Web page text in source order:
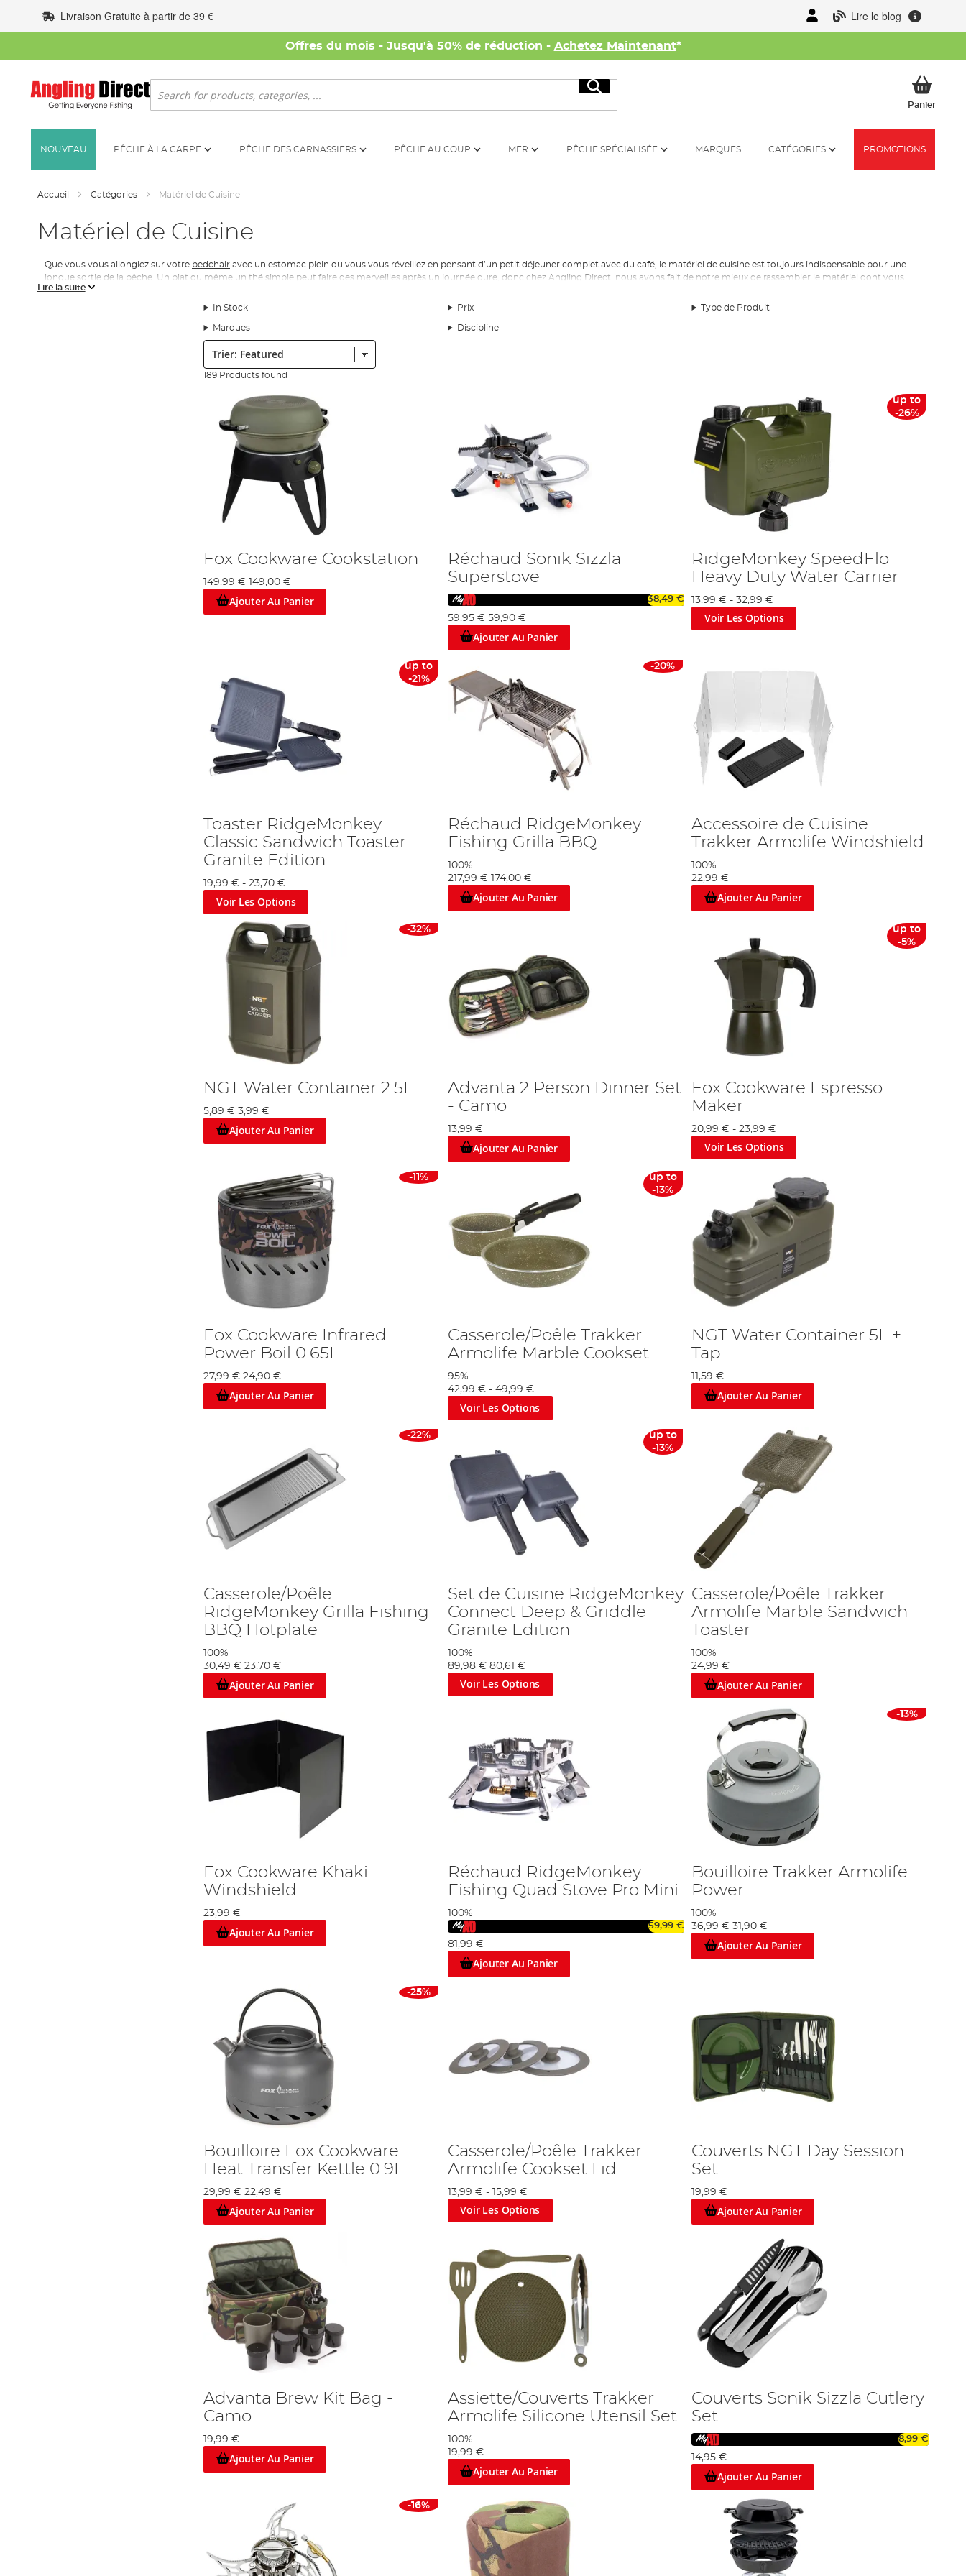
au
contenu
Lire le blog
Livraison Gratuite à partir de 39 €
Offres du mois - Jusqu'à 50% de réduction - Achetez Maintenant*
Rechercher
Rechercher
PanierMon
NOUVEAU PÊCHE À LA CARPE PÊCHE DES CARNASSIERS PÊCHE AU COUP MER PÊCHE SPÉCIALISÉE MARQUES CATÉGORIES PROMOTIONS
Accueil Catégories Matériel de Cuisine
Matériel de Cuisine
Que vous vous allongiez sur votre bedchair avec un estomac plein ou vous vous réveillez en pensant d’un petit déjeuner complet avec du café, le matériel de cuisine est toujours indispensable pour une
longue sortie de la pêche. Un plat ou même un thé simple peut faire des merveilles après un journée dure, donc chez Angling Direct, nous avons fait de notre mieux de rassembler le matériel dont vous
avez besoin.
L’élément le plus important, c’est la cuisinière. Nous stockons une gamme de
au gaz ainsi que à l’essence. En plus, la plupart des cuisinières dont nous vous offrons ont un système d’ignition
piézoélectrique, qui est très fiable et peut fonctionner dans tous les environnements. Nous gardons tous les tailles, alors que vous soyez un pêcheur seul qui n’a que besoin d’une petite cuisinière, ou si
Après vous avez une cuisinière de pêche, le prochain chose c’est un brouillard. Qui n’aime pas un thé à la berge ? Nous gardons une variété de tailles, alors si vous êtes quelqu’un qui veut un thé tout le
temps, ou seulement un ou deux fois, vous trouverez le brouillard que répond à vos besoins dans notre boutique.
cuisiner de la viande, des pâtes, de soupe etc. La casserole idéale pour le pêcheur aurait une revêtement anti-adhérent, pour quand votre
se déclenche ou si vous ne pouvez pas le laver pour de
jours. De plus, nous vendons d’ensembles de matériel, alors vous pouvez avoir un kit que se correspond. En outre, ces kits souvent peuvent s’imbriquent, un aspect qui peut préserver l’espace précieuse.
Nous vous proposons également d’assiettes et de couverts – tout ce qui sont conçus avec les pêcheurs à l’esprit. De couverts qui se correspond alors vous ne fouillerez pas dans votre sac, à un ensemble
à dîner avec son propre sac, il y a une vaste gamme d’options dont vous pouvez choisir.
De même, nous gardons une gamme complète de tasses et de bouteilles. En plus, nous avons de bouteilles thermos, conçus pour garder votre thé chaud (ou même froid). Finalement, vous trouverez un
Si vous n’êtes pas satisfait avec ces produits, nous avons aussi d’accessoires, tels que les bouteilles de gaz supplémentaires et les pares-brises pour protéger votre cuisinière du vent.
Nous vous fournissons tous les marques d’un calibre mondial tels Coleman, Trakker, Chub, et de nombreux autres. Nous offrons également l’équipement RidgeMonkey , la marque qui devient vitement
un nom vénéré avec leur produits innovatives. En outre, notre propre gamme,
Angling Direct : Serious about your fishing…
Lire la suite
In Stock Prix Type de Produit
Marques Discipline
Trier:
189 Products found
Fox Cookware Cookstation
149,99 € 149,00 €
Ajouter Au Panier
Réchaud Sonik Sizzla
Superstove
38,49 €
59,95 € 59,90 €
Ajouter Au Panier
up to
-26%
RidgeMonkey SpeedFlo
Heavy Duty Water Carrier
13,99 € -32,99 €
Voir Les Options
up to
-21%
Toaster RidgeMonkey
Classic Sandwich Toaster
Granite Edition
19,99 € -23,70 €
Voir Les Options
-20%
Réchaud RidgeMonkey
Fishing Grilla BBQ
100%
217,99 €
174,00 €
Ajouter Au Panier
Accessoire de Cuisine
Trakker Armolife Windshield
100%
22,99 €
Ajouter Au Panier
-32%
NGT Water Container 2.5L
5,89 € 3,99 €
Ajouter Au Panier
Advanta 2 Person Dinner Set
- Camo
13,99 €
Ajouter Au Panier
up to
-5%
Fox Cookware Espresso
Maker
20,99 € -23,99 €
Voir Les Options
-11%
Fox Cookware Infrared
Power Boil 0.65L
27,99 € 24,90 €
Ajouter Au Panier
up to
-13%
Casserole/Poêle Trakker
Armolife Marble Cookset
95%
42,99 €- 49,99 €
Voir Les Options
NGT Water Container 5L +
Tap
11,59 €
Ajouter Au Panier
-22%
Casserole/Poêle
RidgeMonkey Grilla Fishing
BBQ Hotplate
100%
30,49 € 23,70 €
Ajouter Au Panier
up to
-13%
Set de Cuisine RidgeMonkey
Connect Deep & Griddle
Granite Edition
100%
89,98 € 80,61 €
Voir Les Options
Casserole/Poêle Trakker
Armolife Marble Sandwich
Toaster
100%
24,99 €
Ajouter Au Panier
Fox Cookware Khaki
Windshield
23,99 €
Ajouter Au Panier
Réchaud RidgeMonkey
Fishing Quad Stove Pro Mini
100%
59,99 €
81,99 €
Ajouter Au Panier
-13%
Bouilloire Trakker Armolife
Power
100%
36,99 € 31,90 €
Ajouter Au Panier
-25%
Bouilloire Fox Cookware
Heat Transfer Kettle 0.9L
29,99 € 22,49 €
Ajouter Au Panier
Casserole/Poêle Trakker
Armolife Cookset Lid
13,99 €- 15,99 €
Voir Les Options
Couverts NGT Day Session
Set
19,99 €
Ajouter Au Panier
Advanta Brew Kit Bag -
Camo
19,99 €
Ajouter Au Panier
Assiette/Couverts Trakker
Armolife Silicone Utensil Set
100%
19,99 €
Ajouter Au Panier
Couverts Sonik Sizzla Cutlery
Set
8,99 €
14,95 €
Ajouter Au Panier
-16%